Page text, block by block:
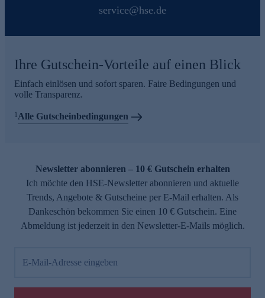
service@hse.de
Ihre Gutschein-Vorteile auf einen Blick
Einfach einlösen und sofort sparen. Faire Bedingungen und
volle Transparenz.
1 Alle Gutscheinbedingungen
Newsletter abonnieren – 10 € Gutschein erhalten
Ich möchte den HSE-Newsletter abonnieren und aktuelle
Trends, Angebote & Gutscheine per E-Mail erhalten. Als
Dankeschön bekommen Sie einen 10 € Gutschein. Eine
Abmeldung ist jederzeit in den Newsletter-E-Mails möglich.
E-Mail-Adresse eingeben